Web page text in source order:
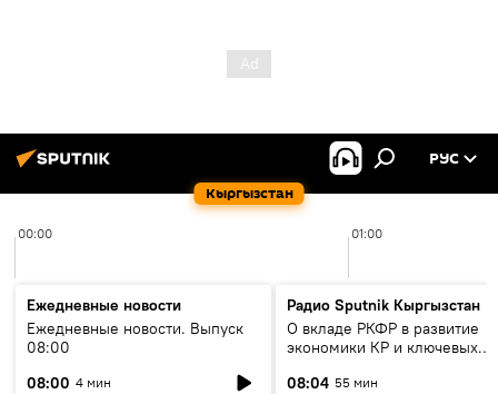
Кыргызстан
РУС
00:00 01:00
Ежедневные новости
Ежедневные новости. Выпуск
08:00
08:00 4 мин
Радио Sputnik Кыргызстан
О вкладе РКФР в развитие
экономики КР и ключевых
08:04 55 мин